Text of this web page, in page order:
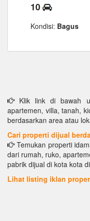
10
Kondisi: Bagus
Klik link di bawah
apartemen, villa, tanah,
berdasarkan area atau
Cari properti dijual
Temukan properti
dari rumah, ruko,
pabrik dijual di kota kota
Lihat listing iklan